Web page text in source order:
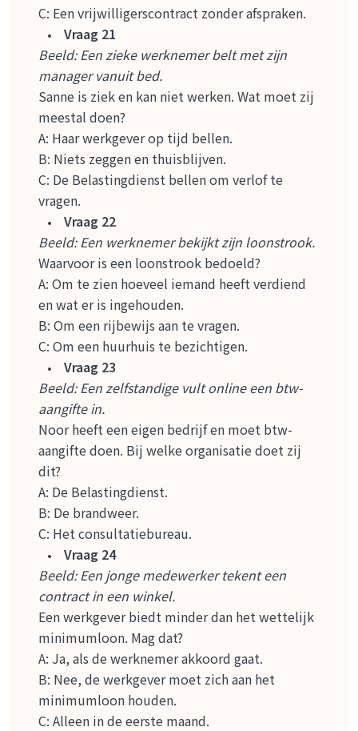
C: Een vrijwilligerscontract zonder afspraken.
Vraag 21
Beeld: Een zieke werknemer belt met zijn
manager vanuit bed.
Sanne is ziek en kan niet werken. Wat moet zij
meestal doen?
A: Haar werkgever op tijd bellen.
B: Niets zeggen en thuisblijven.
C: De Belastingdienst bellen om verlof te
vragen.
Vraag 22
Beeld: Een werknemer bekijkt zijn loonstrook.
Waarvoor is een loonstrook bedoeld?
A: Om te zien hoeveel iemand heeft verdiend
en wat er is ingehouden.
B: Om een rijbewijs aan te vragen.
C: Om een huurhuis te bezichtigen.
Vraag 23
Beeld: Een zelfstandige vult online een btw-
aangifte in.
Noor heeft een eigen bedrijf en moet btw-
aangifte doen. Bij welke organisatie doet zij
dit?
A: De Belastingdienst.
B: De brandweer.
C: Het consultatiebureau.
Vraag 24
Beeld: Een jonge medewerker tekent een
contract in een winkel.
Een werkgever biedt minder dan het wettelijk
minimumloon. Mag dat?
A: Ja, als de werknemer akkoord gaat.
B: Nee, de werkgever moet zich aan het
minimumloon houden.
C: Alleen in de eerste maand.